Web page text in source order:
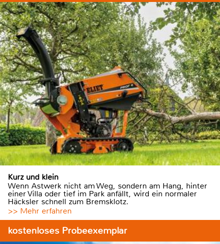
Kurz und klein
Wenn Astwerk nicht am Weg, sondern am Hang, hinter
einer Villa oder tief im Park anfällt, wird ein normaler
Häcksler schnell zum Bremsklotz.
>> Mehr erfahren
kostenloses Probeexemplar